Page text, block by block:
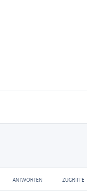
ANTWORTEN ZUGRIFFE